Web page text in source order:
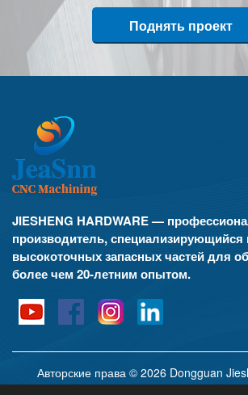
Поднять проект
JIESHENG HARDWARE —
производитель, специализирующийся
высокоточных запасных частей для
более чем 20-летним опытом.
Авторские права © 2026 Dongguan
Industrial Co., Ltd. Все права